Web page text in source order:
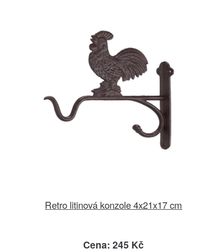
Retro litinová konzole 4x21x17 cm
Cena: 245 Kč